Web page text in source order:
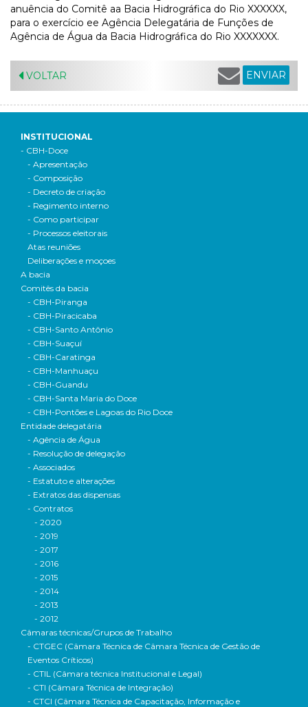
anuência do Comitê aa Bacia Hidrográfica do Rio XXXXXX,
para o exercício ee Agência Delegatária de Funções de
Agência de Água da Bacia Hidrográfica do Rio XXXXXXX.
VOLTAR ENVIAR
INSTITUCIONAL
- CBH-Doce
- Apresentação
- Composição
- Decreto de criação
- Regimento interno
- Como participar
- Processos eleitorais
Atas reuniões
Deliberações e moçoes
A bacia
Comitês da bacia
- CBH-Piranga
- CBH-Piracicaba
- CBH-Santo Antônio
- CBH-Suaçuí
- CBH-Caratinga
- CBH-Manhuaçu
- CBH-Guandu
- CBH-Santa Maria do Doce
- CBH-Pontões e Lagoas do Rio Doce
Entidade delegatária
- Agência de Água
- Resolução de delegação
- Associados
- Estatuto e alterações
- Extratos das dispensas
- Contratos
- 2020
- 2019
- 2017
- 2016
- 2015
- 2014
- 2013
- 2012
Câmaras técnicas/Grupos de Trabalho
- CTGEC (Câmara Técnica de Câmara Técnica de Gestão de
Eventos Críticos)
- CTIL (Câmara técnica Institucional e Legal)
- CTI (Câmara Técnica de Integração)
- CTCI (Câmara Técnica de Capacitação, Informação e